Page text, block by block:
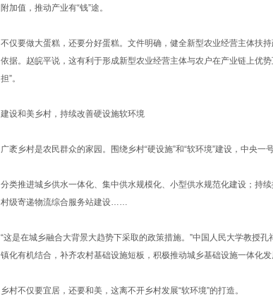
附加值，推动产业有“钱”途。
不仅要做大蛋糕，还要分好蛋糕。文件明确，健全新型农业经营主体扶
依据。赵皖平说，这有利于形成新型农业经营主体与农户在产业链上优
担”。
建设和美乡村，持续改善硬设施软环境
广袤乡村是农民群众的家园。围绕乡村“硬设施”和“软环境”建设，中央一
分类推进城乡供水一体化、集中供水规模化、小型供水规范化建设；持
村级寄递物流综合服务站建设……
“这是在城乡融合大背景大趋势下采取的政策措施。”中国人民大学教授
镇化有机结合，补齐农村基础设施短板，积极推动城乡基础设施一体化发
乡村不仅要宜居，还要和美，这离不开乡村发展“软环境”的打造。